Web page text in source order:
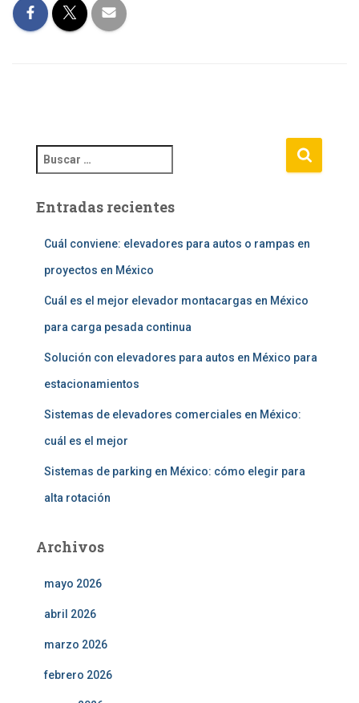
u
c
Entradas recientes
Cuál conviene: elevadores para autos o rampas en
proyectos en México
Cuál es el mejor elevador montacargas en México
para carga pesada continua
Solución con elevadores para autos en México para
estacionamientos
Sistemas de elevadores comerciales en México:
cuál es el mejor
Sistemas de parking en México: cómo elegir para
alta rotación
Archivos
mayo 2026
abril 2026
marzo 2026
febrero 2026